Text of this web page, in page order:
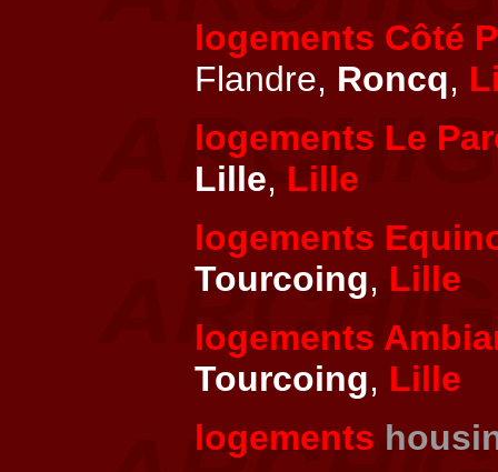
logements Côté
Flandre, Roncq,
logements Le
Lille, Lille
logements
Tourcoing, Lille
logements
Tourcoing, Lille
logements